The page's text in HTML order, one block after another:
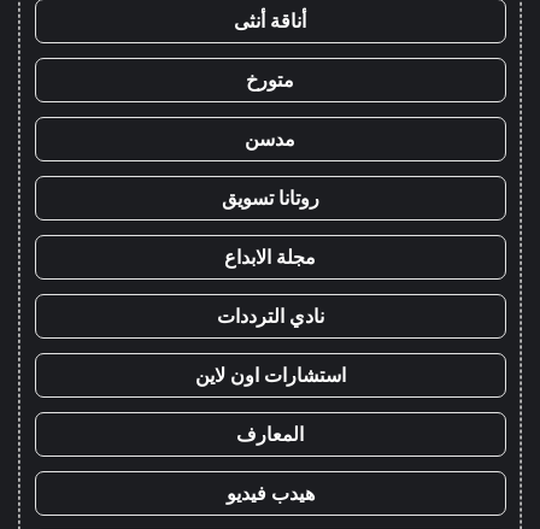
أناقة أنثى
متورخ
مدسن
روتانا تسويق
مجلة الابداع
نادي الترددات
استشارات اون لاين
المعارف
هيدب فيديو